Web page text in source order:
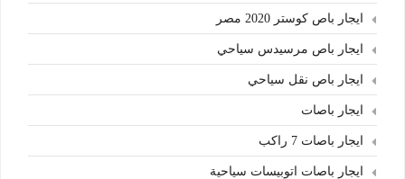
ايجار باص كوستر 2020 مصر
ايجار باص مرسيدس سياحي
ايجار باص نقل سياحي
ايجار باصات
ايجار باصات 7 راكب
ايجار باصات اتوبيسات سياحية